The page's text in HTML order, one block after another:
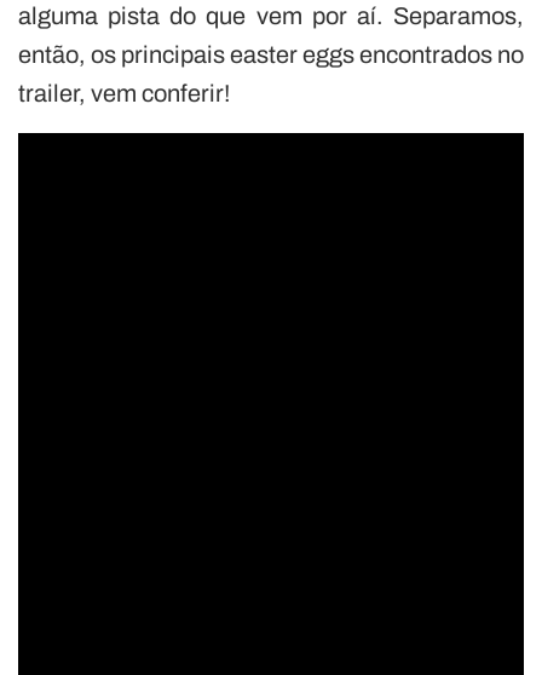
alguma pista do que vem por aí. Separamos,
então, os principais easter eggs encontrados no
trailer, vem conferir!